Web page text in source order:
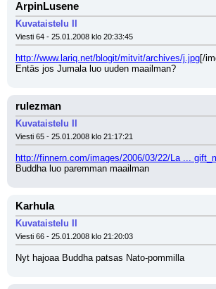
ArpinLusene
Kuvataistelu II
Viesti 64 - 25.01.2008 klo 20:33:45
http://www.lariq.net/blogit/mitvit/archives/j.jpg[/
Entäs jos Jumala luo uuden maailman?
rulezman
Kuvataistelu II
Viesti 65 - 25.01.2008 klo 21:17:21
http://finnern.com/images/2006/03/22/La ...
Buddha luo paremman maailman
Karhula
Kuvataistelu II
Viesti 66 - 25.01.2008 klo 21:20:03
Nyt hajoaa Buddha patsas Nato-pommilla